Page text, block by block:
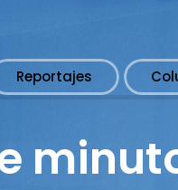
Reportajes